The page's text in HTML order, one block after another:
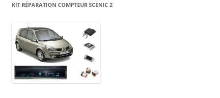
KIT RÉPARATION COMPTEUR SCENIC 2